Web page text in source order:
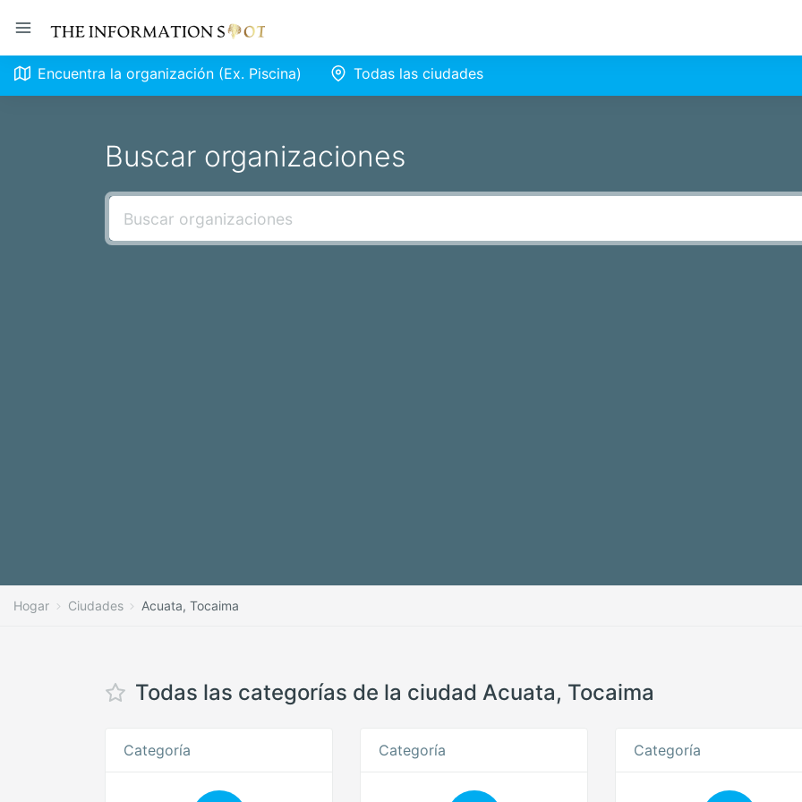
Encuentra la organización (Ex. Piscina) Todas las ciudades
Buscar organizaciones
Hogar Ciudades Acuata, Tocaima
Todas las categorías de la ciudad Acuata, Tocaima
Categoría Categoría Categoría